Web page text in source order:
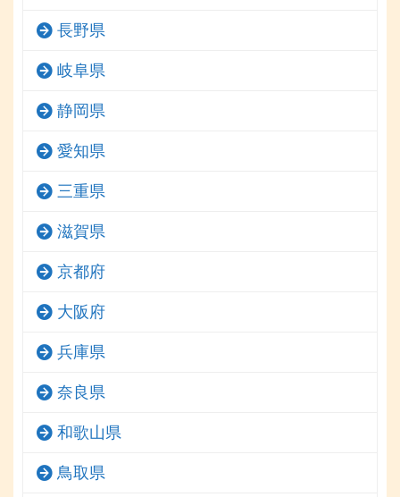
長野県
岐阜県
静岡県
愛知県
三重県
滋賀県
京都府
大阪府
兵庫県
奈良県
和歌山県
鳥取県